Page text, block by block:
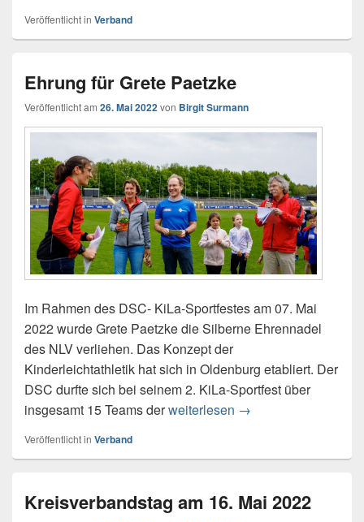
Veröffentlicht in Verband
Ehrung für Grete Paetzke
Veröffentlicht am 26. Mai 2022von Birgit Surmann
Im Rahmen des DSC- KiLa-Sportfestes am 07. Mai
2022 wurde Grete Paetzke die Silberne Ehrennadel
des NLV verliehen. Das Konzept der
Kinderleichtathletik hat sich in Oldenburg etabliert. Der
DSC durfte sich bei seinem 2. KiLa-Sportfest über
insgesamt 15 Teams derweiterlesen Ehrung für Grete
→
Veröffentlicht in Verband
Kreisverbandstag am 16. Mai 2022